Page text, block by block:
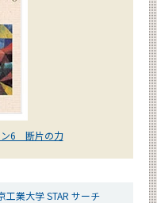
ン6 断片の力
工業大学 STAR サーチ